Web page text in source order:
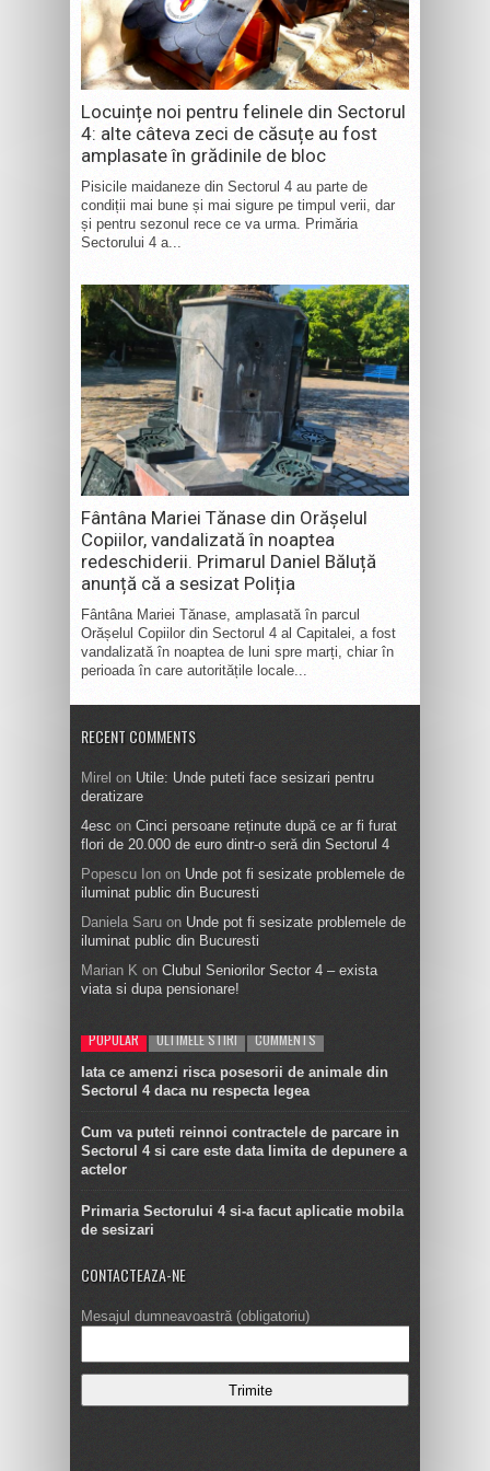
Locuințe noi pentru felinele din Sectorul
4: alte câteva zeci de căsuțe au fost
amplasate în grădinile de bloc
Pisicile maidaneze din Sectorul 4 au parte de
condiții mai bune și mai sigure pe timpul verii, dar
și pentru sezonul rece ce va urma. Primăria
Sectorului 4 a...
Fântâna Mariei Tănase din Orășelul
Copiilor, vandalizată în noaptea
redeschiderii. Primarul Daniel Băluță
anunță că a sesizat Poliția
Fântâna Mariei Tănase, amplasată în parcul
Orășelul Copiilor din Sectorul 4 al Capitalei, a fost
vandalizată în noaptea de luni spre marți, chiar în
perioada în care autoritățile locale...
RECENT COMMENTS
Mirel on Utile: Unde puteti face sesizari pentru
deratizare
4esc on Cinci persoane reținute după ce ar fi furat
flori de 20.000 de euro dintr-o seră din Sectorul 4
Popescu Ion on Unde pot fi sesizate problemele de
iluminat public din Bucuresti
Daniela Saru on Unde pot fi sesizate problemele de
iluminat public din Bucuresti
Marian K on Clubul Seniorilor Sector 4 – exista
viata si dupa pensionare!
POPULAR ULTIMELE STIRI COMMENTS
Iata ce amenzi risca posesorii de animale din
Sectorul 4 daca nu respecta legea
Cum va puteti reinnoi contractele de parcare in
Sectorul 4 si care este data limita de depunere a
actelor
Primaria Sectorului 4 si-a facut aplicatie mobila
de sesizari
CONTACTEAZA-NE
Mesajul dumneavoastră (obligatoriu)